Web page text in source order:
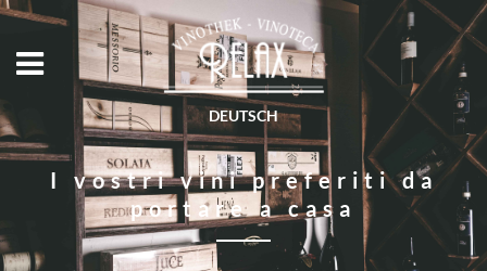
DEUTSCH
I vostri vini preferiti da
portare a casa